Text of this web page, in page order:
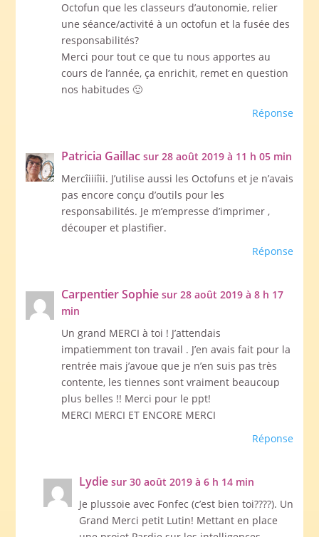
Octofun que les classeurs d’autonomie, relier
une séance/activité à un octofun et la fusée des
responsabilités?
Merci pour tout ce que tu nous apportes au
cours de l’année, ça enrichit, remet en question
nos habitudes 🙂
Réponse
Patricia Gaillac sur 28 août 2019 à 11 h 05 min
Mercîiiiîii. J’utilise aussi les Octofuns et je n’avais
pas encore conçu d’outils pour les
responsabilités. Je m’empresse d’imprimer ,
découper et plastifier.
Réponse
Carpentier Sophie sur 28 août 2019 à 8 h 17
min
Un grand MERCI à toi ! J’attendais
impatiemment ton travail . J’en avais fait pour la
rentrée mais j’avoue que je n’en suis pas très
contente, les tiennes sont vraiment beaucoup
plus belles !! Merci pour le ppt!
MERCI MERCI ET ENCORE MERCI
Réponse
Lydie sur 30 août 2019 à 6 h 14 min
Je plussoie avec Fonfec (c’est bien toi????). Un
Grand Merci petit Lutin! Mettant en place